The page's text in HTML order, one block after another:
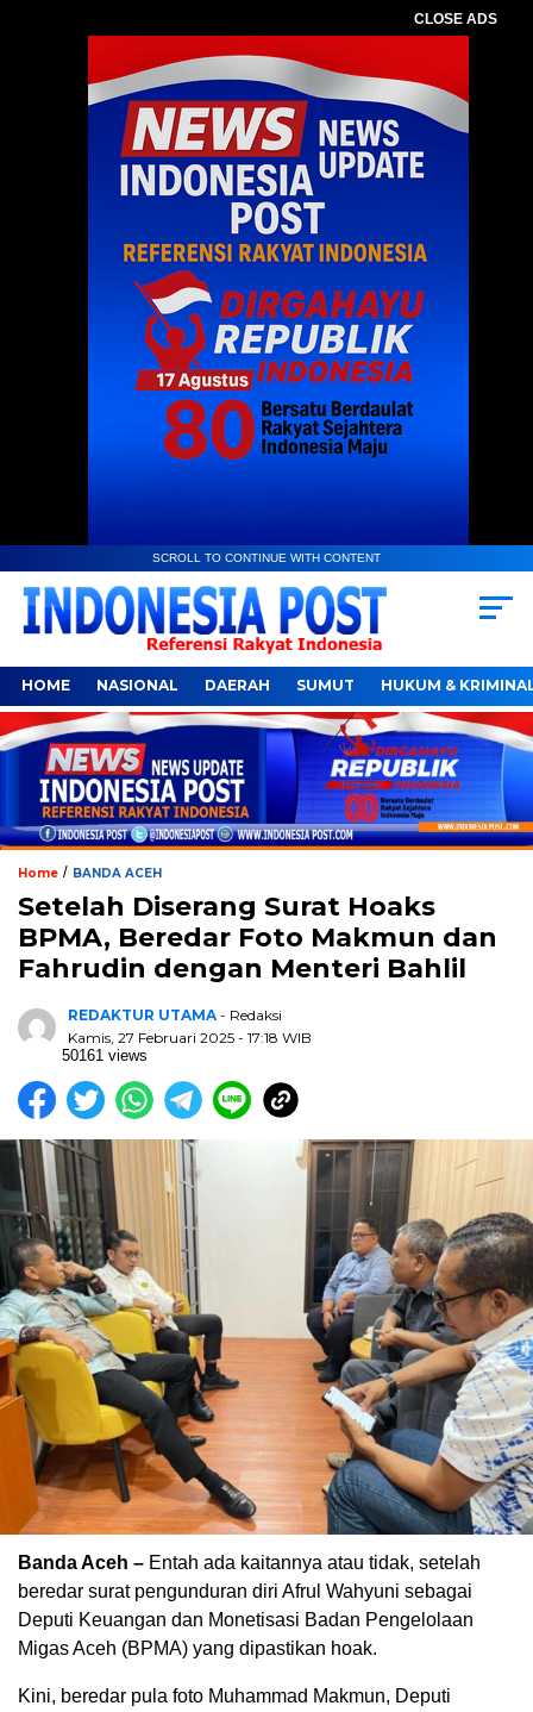
CLOSE ADS
SCROLL TO CONTINUE WITH CONTENT
HOME NASIONAL DAERAH SUMUT HUKUM &
Home / BANDA ACEH
Setelah Diserang Surat Hoaks
BPMA, Beredar Foto Makmun dan
Fahrudin dengan Menteri Bahlil
REDAKTUR UTAMA - Redaksi
Kamis, 27 Februari 2025 - 17:18 WIB
50161 views
Banda Aceh – Entah ada kaitannya atau tidak, setelah
beredar surat pengunduran diri Afrul Wahyuni sebagai
Deputi Keuangan dan Monetisasi Badan Pengelolaan
Migas Aceh (BPMA) yang dipastikan hoak.
Kini, beredar pula foto Muhammad Makmun, Deputi